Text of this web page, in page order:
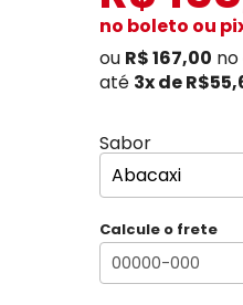
no boleto ou
ou R$ 167,00
até 3x de
Sabor
Calcule o frete